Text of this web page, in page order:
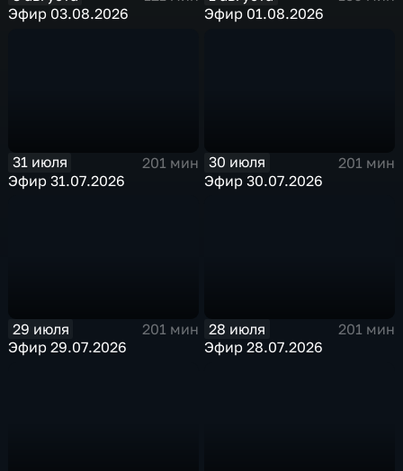
Эфир 03.08.2026
Эфир 01.08.2026
31 июля
201 мин
Эфир 31.07.2026
30 июля
201 мин
Эфир 30.07.2026
29 июля
201 мин
Эфир 29.07.2026
28 июля
201 мин
Эфир 28.07.2026